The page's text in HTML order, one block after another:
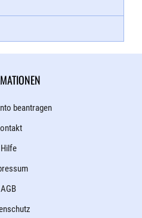
beantragen
Hilfe
AGB